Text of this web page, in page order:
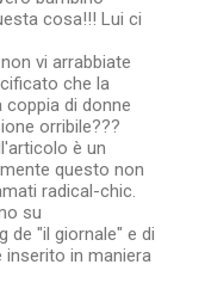
cosa!!! Lui ci
vi arrabbiate
che la
coppia di donne
orribile???
è un
questo non
radical-chic.
su
de "il giornale" e di
in maniera